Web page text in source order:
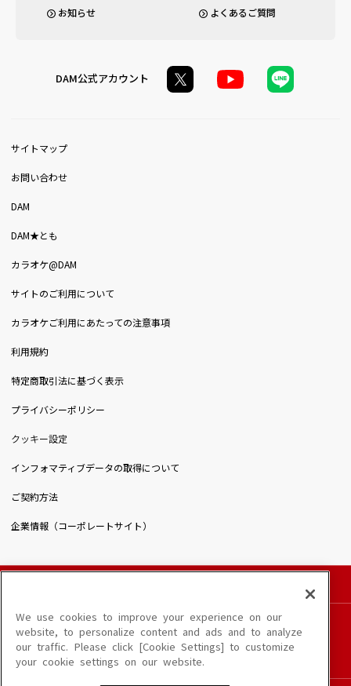
お知らせ よくあるご質問
DAM公式アカウント
サイトマップ
お問い合わせ
DAM
DAM★とも
カラオケ@DAM
サイトのご利用について
カラオケご利用にあたっての注意事項
利用規約
特定商取引法に基づく表示
プライバシーポリシー
クッキー設定
インフォマティブデータの取得について
ご契約方法
企業情報（コーポレートサイト）
このサイトに掲載されている一切の文章・画像・写真・動画・音声等を、手段や形態を
問わず、著作権法の定める範囲を超えて無断で複製、転載、ファイル化などすることを
禁じます。
楽曲によりMYリスト保存ができない場合があります。
We use cookies to improve your experience on our
website, to personalize content and ads and to analyze
our traffic. Please click [Cookie Settings] to customize
your cookie settings on our website.